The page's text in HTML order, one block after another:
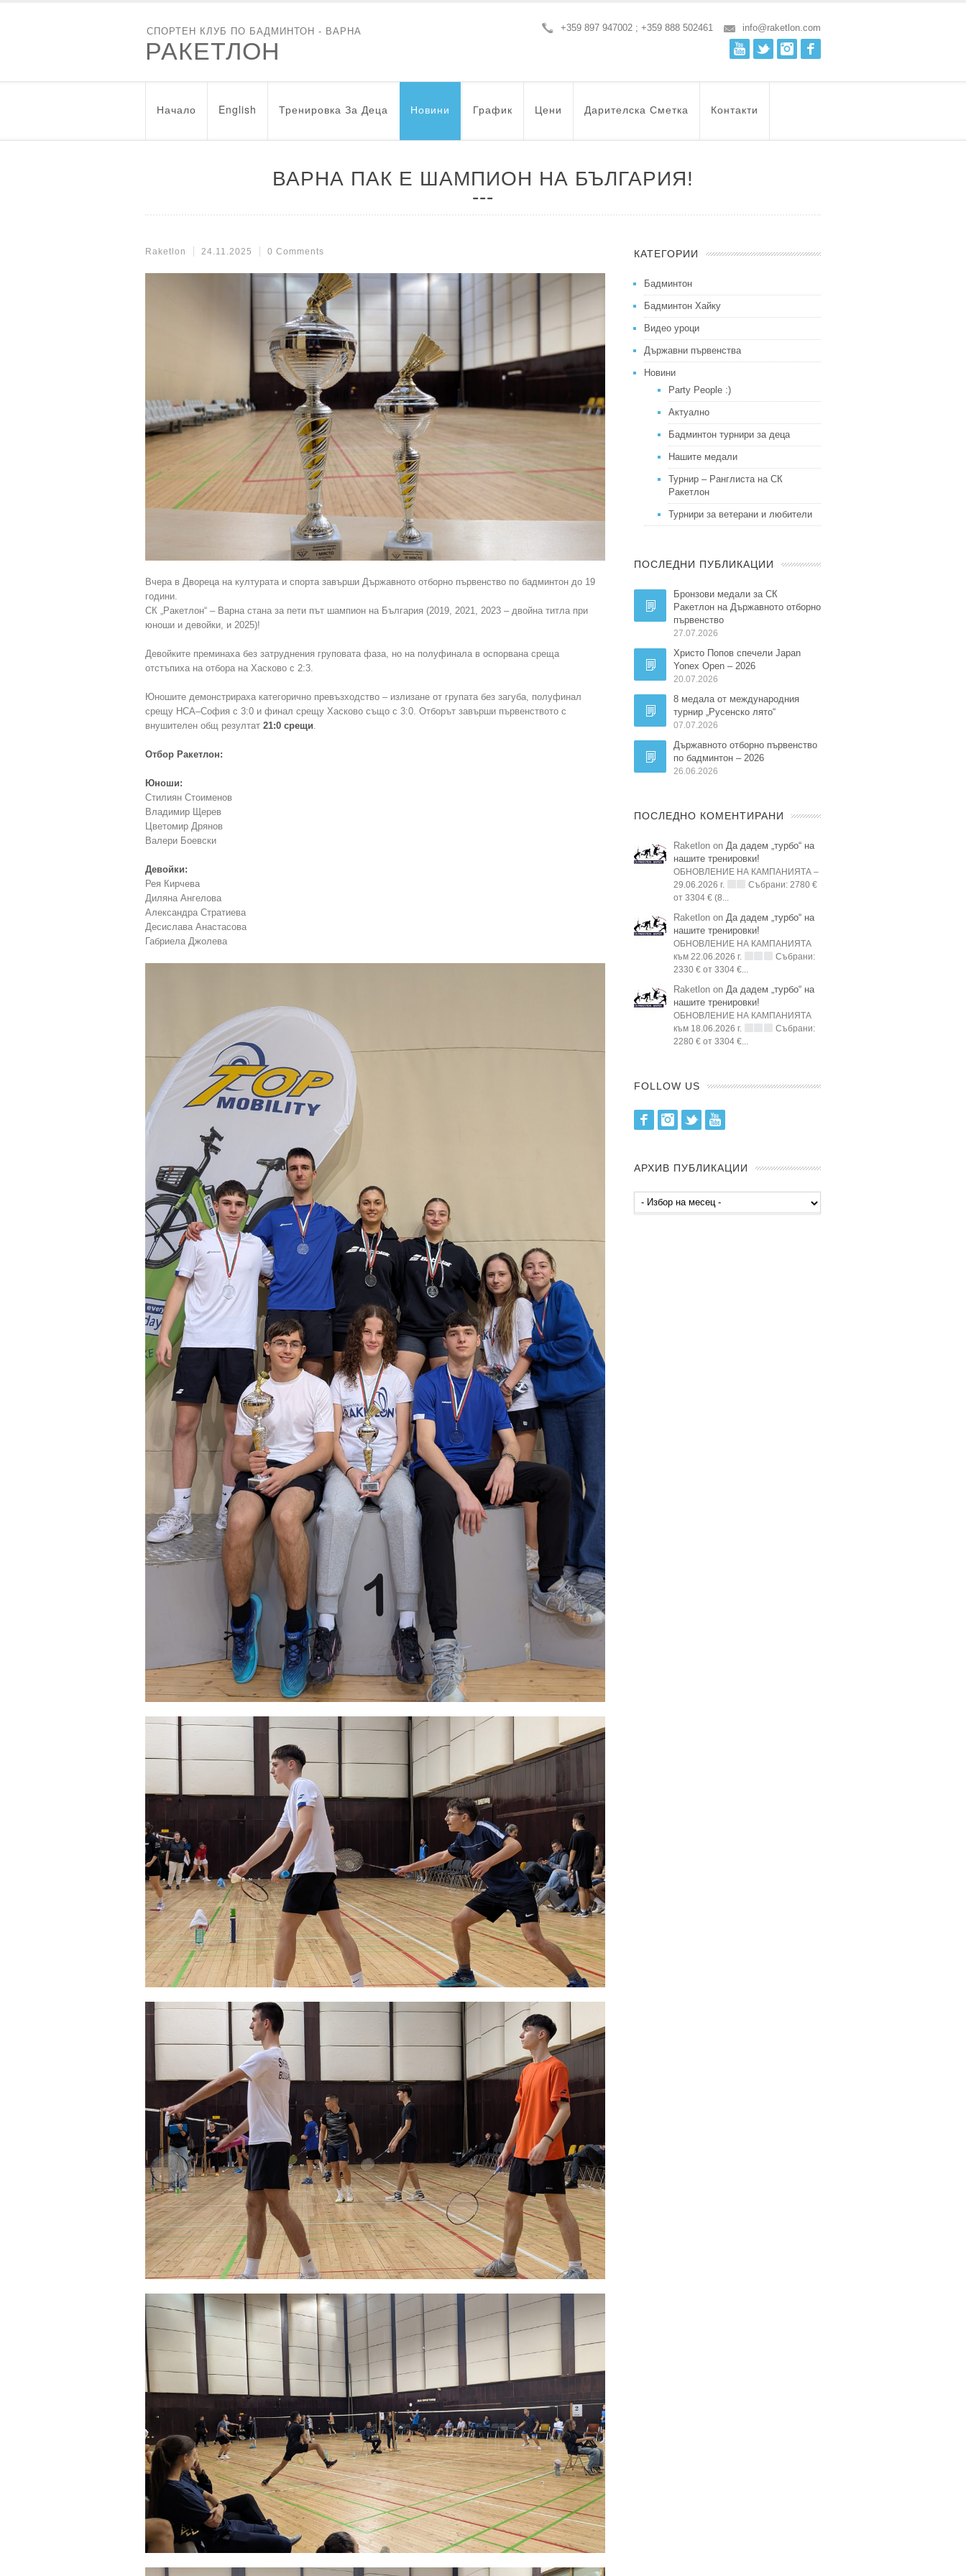
СПОРТЕН КЛУБ ПО БАДМИНТОН - ВАРНА
РАКЕТЛОН
+359 897 947002 ; +359 888 502461
info@raketlon.com
Instagram
Twitter
Youtube
Начало English Тренировка За Деца Новини График Цени Дарителска Сметка Контакти
ВАРНА ПАК Е ШАМПИОН НА БЪЛГАРИЯ!
Raketlon 24.11.2025 0 Comments
Вчера в Двореца на културата и спорта завърши Държавното отборно първенство по бадминтон до 19
години.
СК „Ракетлон“ – Варна стана за пети път шампион на България (2019, 2021, 2023 – двойна титла при
юноши и девойки, и 2025)!
Девойките преминаха без затруднения груповата фаза, но на полуфинала в оспорвана среща
отстъпиха на отбора на Хасково с 2:3.
Юношите демонстрираха категорично превъзходство – излизане от групата без загуба, полуфинал
срещу НСА–София с 3:0 и финал срещу Хасково също с 3:0. Отборът завърши първенството с
внушителен общ резултат 21:0 срещи.
Отбор Ракетлон:
Юноши:
Стилиян Стоименов
Владимир Щерев
Цветомир Дрянов
Валери Боевски
Девойки:
Рея Кирчева
Диляна Ангелова
Александра Стратиева
Десислава Анастасова
Габриела Джолева
КАТЕГОРИИ
Бадминтон
Бадминтон Хайку
Видео уроци
Държавни първенства
Новини
Party People :)
Актуално
Бадминтон турнири за деца
Нашите медали
Турнир – Ранглиста на СК
Ракетлон
Турнири за ветерани и любители
ПОСЛЕДНИ ПУБЛИКАЦИИ
Бронзови медали за СК
Ракетлон на Държавното отборно
първенство
27.07.2026
Христо Попов спечели Japan
Yonex Open – 2026
20.07.2026
8 медала от международния
турнир „Русенско лято“
07.07.2026
Държавното отборно първенство
по бадминтон – 2026
26.06.2026
ПОСЛЕДНО КОМЕНТИРАНИ
Raketlon on Да дадем „турбо“ на
нашите тренировки!
ОБНОВЛЕНИЕ НА КАМПАНИЯТА –
29.06.2026 г.
Събрани: 2780 €
от 3304 € (8...
Raketlon on Да дадем „турбо“ на
нашите тренировки!
ОБНОВЛЕНИЕ НА КАМПАНИЯТА
към 22.06.2026 г.
Събрани:
2330 € от 3304 €...
Raketlon on Да дадем „турбо“ на
нашите тренировки!
ОБНОВЛЕНИЕ НА КАМПАНИЯТА
към 18.06.2026 г.
Събрани:
2280 € от 3304 €...
FOLLOW US
FacebookInstagram
Twitter
АРХИВ ПУБЛИКАЦИИ
Архив
публикации